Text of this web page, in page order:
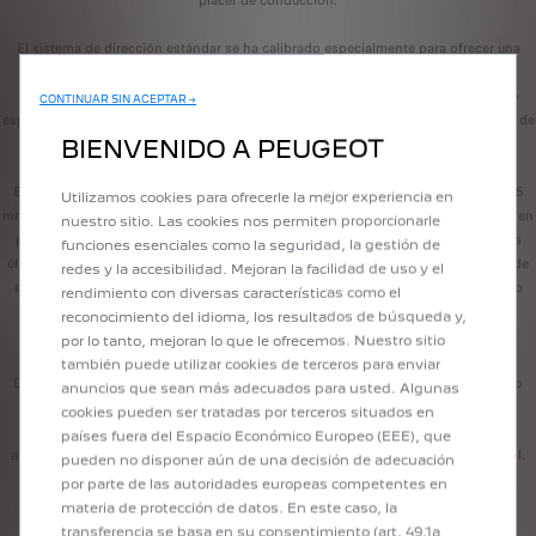
El sistema de dirección estándar se ha calibrado especialmente para ofrecer una
redimensionado los componentes de serie y se han adaptado pastillas de freno
específicas para satisfacer las exigencias tanto de las carreras de velocidad como de
las de resistencia.
El 208 tiene un peso en vacío de 1.000 kg y unas dimensiones compactas (4.055
mm de largo y 1.745 mm de ancho), lo que contribuye a su agilidad y rendimiento en
pista. Fiel a los estándares de Stellantis Motorsport, el 208 Racing incorpora los
últimos avances en seguridad. Su jaula antivuelco soldada, su sistema integrado de
extinción de incendios y todo su equipamiento de seguridad se han desarrollado
gracias a la experiencia y el trabajo de investigación y desarrollo de los equipos
técnicos.
Diseñado para hacer más accesible el automovilismo, el 208 Racing está dirigido
tanto a principiantes como a pilotos experimentados. Su precio controlado, su
probada fiabilidad y su manejo sencillo permiten que un amplio abanico de
aficionados disfruten de la competición en un entorno estructurado y profesional.
CONTINUAR SIN ACEPTAR →
BIENVENIDO A PEUGEOT
Utilizamos cookies para ofrecerle la mejor experiencia en
nuestro sitio. Las cookies nos permiten proporcionarle
funciones esenciales como la seguridad, la gestión de
redes y la accesibilidad. Mejoran la facilidad de uso y el
rendimiento con diversas características como el
reconocimiento del idioma, los resultados de búsqueda y,
por lo tanto, mejoran lo que le ofrecemos. Nuestro sitio
también puede utilizar cookies de terceros para enviar
anuncios que sean más adecuados para usted. Algunas
cookies pueden ser tratadas por terceros situados en
países fuera del Espacio Económico Europeo (EEE), que
pueden no disponer aún de una decisión de adecuación
por parte de las autoridades europeas competentes en
materia de protección de datos. En este caso, la
transferencia se basa en su consentimiento (art. 49.1a